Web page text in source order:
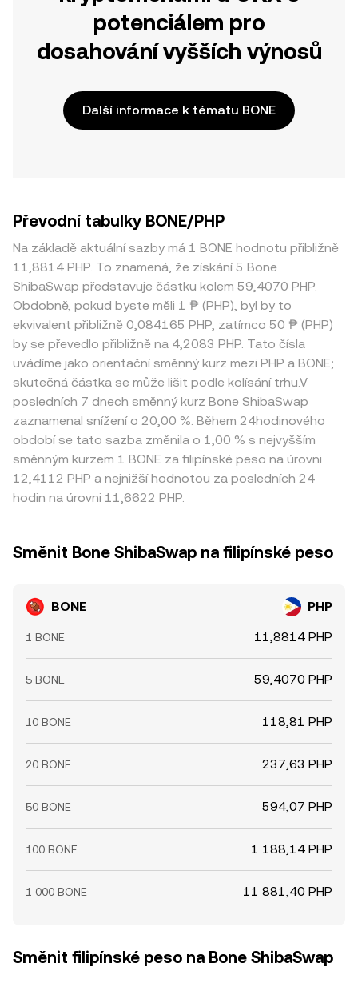
potenciálem pro
dosahování vyšších výnosů
Další informace k tématu BONE
Převodní tabulky BONE/PHP
Na základě aktuální sazby má 1 BONE hodnotu přibližně
11,8814 PHP. To znamená, že získání 5 Bone
ShibaSwap představuje částku kolem 59,4070 PHP.
Obdobně, pokud byste měli 1 ₱ (PHP), byl by to
ekvivalent přibližně 0,084165 PHP, zatímco 50 ₱ (PHP)
by se převedlo přibližně na 4,2083 PHP. Tato čísla
uvádíme jako orientační směnný kurz mezi PHP a BONE;
skutečná částka se může lišit podle kolísání trhu.V
posledních 7 dnech směnný kurz Bone ShibaSwap
zaznamenal snížení o 20,00 %. Během 24hodinového
období se tato sazba změnila o 1,00 % s nejvyšším
směnným kurzem 1 BONE za filipínské peso na úrovni
12,4112 PHP a nejnižší hodnotou za posledních 24
hodin na úrovni 11,6622 PHP.
Směnit Bone ShibaSwap na filipínské peso
BONE PHP
1 BONE 11,8814 PHP
5 BONE 59,4070 PHP
10 BONE 118,81 PHP
20 BONE 237,63 PHP
50 BONE 594,07 PHP
100 BONE 1 188,14 PHP
1 000 BONE 11 881,40 PHP
Směnit filipínské peso na Bone ShibaSwap